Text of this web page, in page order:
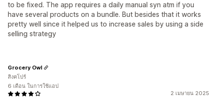
to be fixed. The app requires a daily manual syn atm if you
have several products on a bundle. But besides that it works
pretty well since it helped us to increase sales by using a side
selling strategy
2 เมษายน 2025
Grocery Owl
สิงคโปร์
6 เดือน ในการใช้แอป